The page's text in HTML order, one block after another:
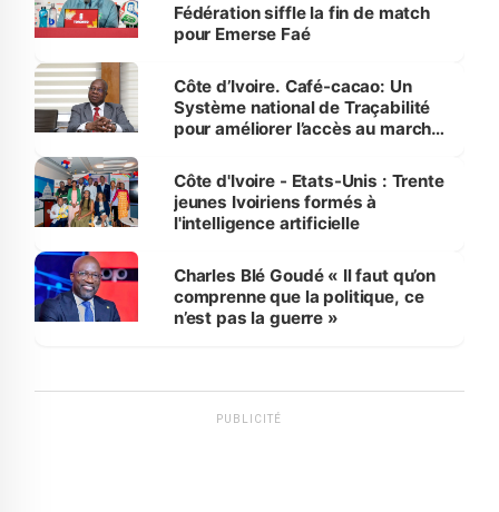
Fédération siffle la fin de match
pour Emerse Faé
Côte d’Ivoire. Café-cacao: Un
Système national de Traçabilité
pour améliorer l’accès au marché
Côte d'Ivoire - Etats-Unis : Trente
jeunes Ivoiriens formés à
l'intelligence artificielle
Charles Blé Goudé « Il faut qu’on
comprenne que la politique, ce
n’est pas la guerre »
PUBLICITÉ